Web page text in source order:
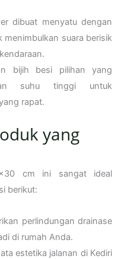
dibuat menyatu dengan
menimbulkan suara berisik
bijih besi pilihan yang
suhu tinggi untuk
rapat.
yang
cm ini sangat ideal
berikut:
perlindungan drainase
di rumah Anda.
estetika jalanan di Kediri